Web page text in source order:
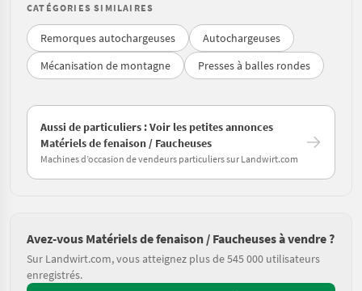
CATÉGORIES SIMILAIRES
Remorques autochargeuses
Autochargeuses
Mécanisation de montagne
Presses à balles rondes
Aussi de particuliers : Voir les petites annonces
Matériels de fenaison / Faucheuses
Machines d’occasion de vendeurs particuliers sur Landwirt.com
Avez-vous Matériels de fenaison / Faucheuses à vendre ?
Sur Landwirt.com, vous atteignez plus de 545 000 utilisateurs
enregistrés.